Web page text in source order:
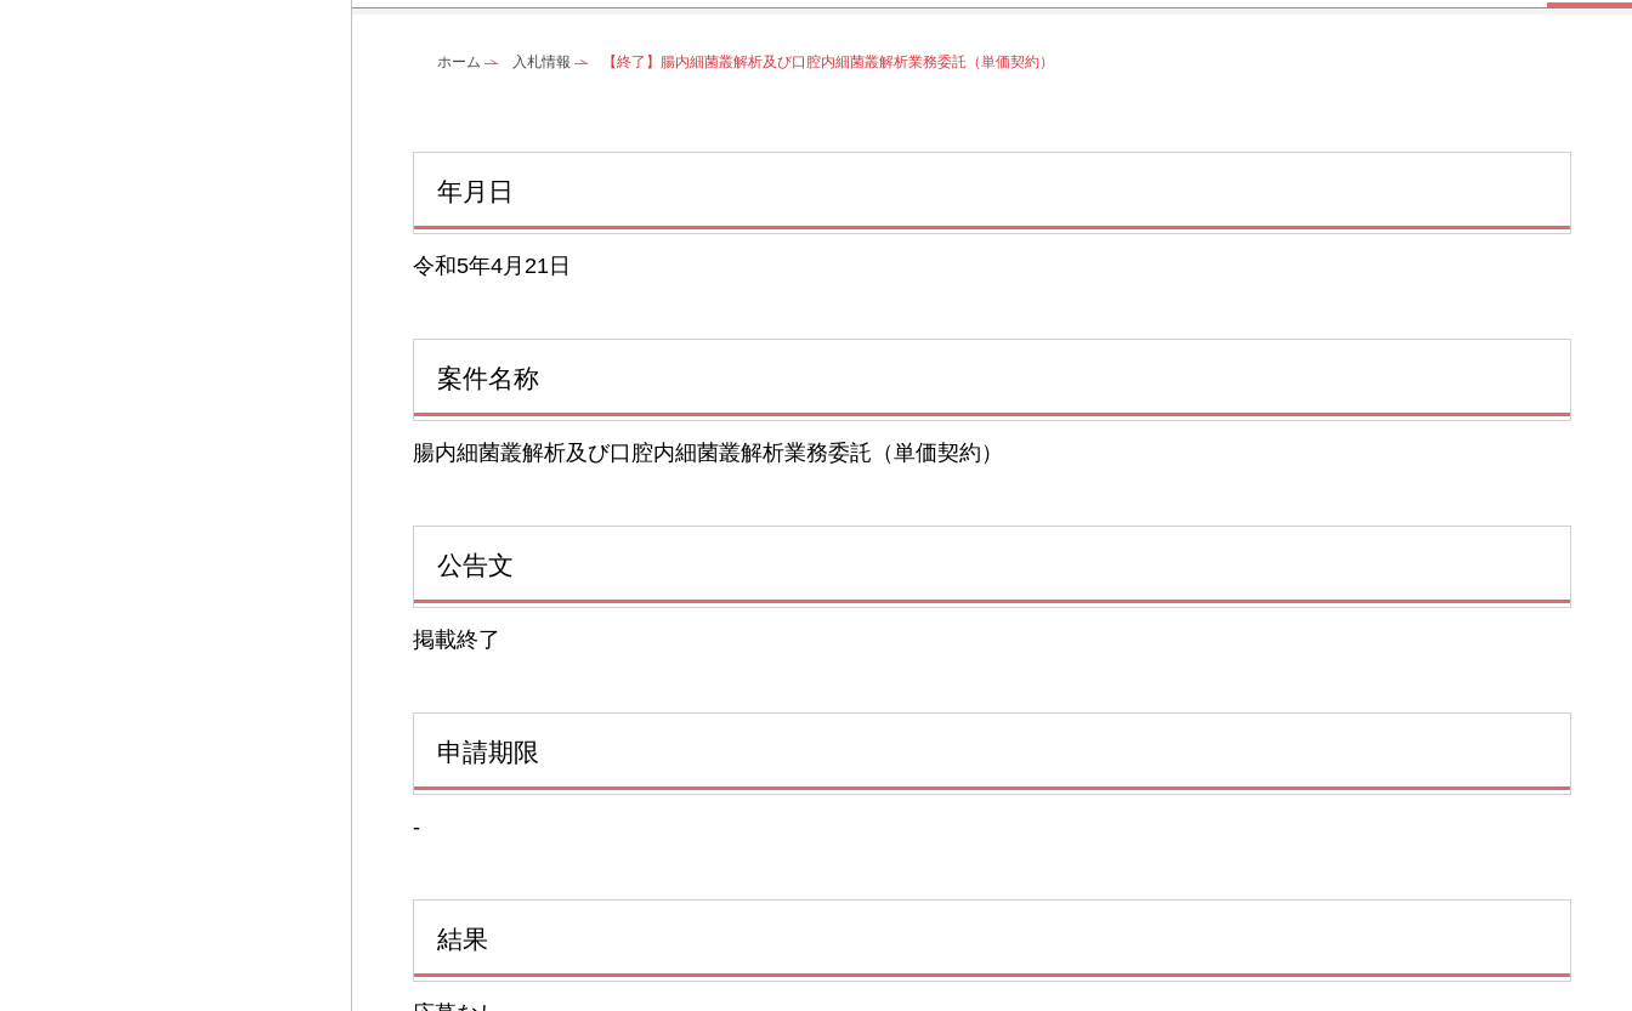
ホーム 入札情報 【終了】腸内細菌叢解析及び口腔内細菌叢解析業務委託（単価契約）
年月日
令和5年4月21日
案件名称
腸内細菌叢解析及び口腔内細菌叢解析業務委託（単価契約）
公告文
掲載終了
申請期限
-
結果